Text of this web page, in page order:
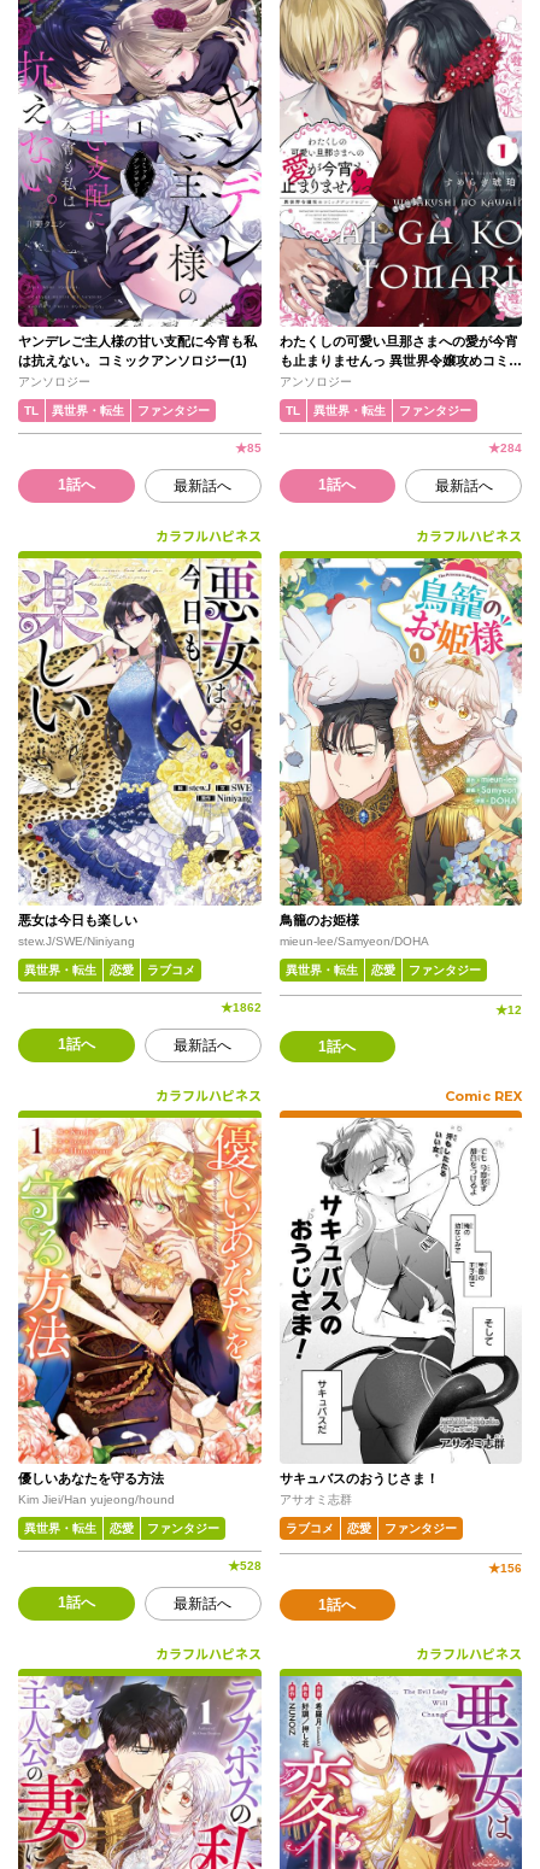
ヤンデレご主人様の甘い支配に今宵も私
は抗えない。コミックアンソロジー(1)
アンソロジー
TL 異世界・転生 ファンタジー
★85
1話へ 最新話へ
わたくしの可愛い旦那さまへの愛が今宵
も止まりませんっ 異世界令嬢攻めコミッ
クアンソロジー(1)
アンソロジー
TL 異世界・転生 ファンタジー
★284
1話へ 最新話へ
カラフルハピネス
悪女は今日も楽しい
stew.J/SWE/Niniyang
異世界・転生 恋愛 ラブコメ
★1862
1話へ 最新話へ
カラフルハピネス
鳥籠のお姫様
mieun-lee/Samyeon/DOHA
異世界・転生 恋愛 ファンタジー
★12
1話へ
カラフルハピネス
優しいあなたを守る方法
Kim Jiei/Han yujeong/hound
異世界・転生 恋愛 ファンタジー
★528
1話へ 最新話へ
Comic REX
サキュバスのおうじさま！
アサオミ志群
ラブコメ 恋愛 ファンタジー
★156
1話へ
カラフルハピネス カラフルハピネス